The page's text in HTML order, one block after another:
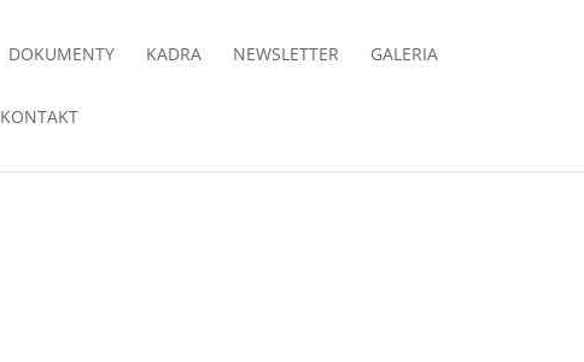
DOKUMENTY KADRA NEWSLETTER GALERIA
KONTAKT